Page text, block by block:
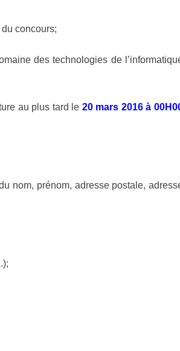
concours;
des technologies de
au plus tard le 20 mars 2016 à
nom, prénom, adresse postale,